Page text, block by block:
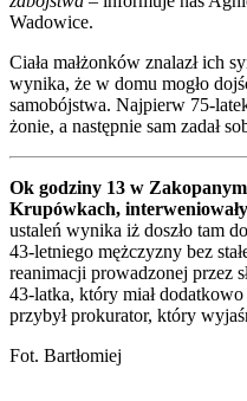
Wadowice.
Ciała małżonków znalazł ich
wynika, że w domu mogło
samobójstwa. Najpierw 75-
żonie, a następnie sam zadał
Ok godziny 13 w
Krupówkach,
ustaleń wynika iż doszło tam
43-letniego mężczyzny bez
reanimacji prowadzonej przez
43-latka, który miał
przybył prokurator, który
Fot. Bartłomiej